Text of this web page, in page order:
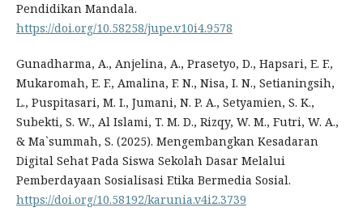
Pendidikan Mandala.
https://doi.org/10.58258/jupe.v10i4.9578
Gunadharma, A., Anjelina, A., Prasetyo, D., Hapsari, E. F.,
Mukaromah, E. F., Amalina, F. N., Nisa, I. N., Setianingsih,
L., Puspitasari, M. I., Jumani, N. P. A., Setyamien, S. K.,
Subekti, S. W., Al Islami, T. M. D., Rizqy, W. M., Futri, W. A.,
& Ma`summah, S. (2025). Mengembangkan Kesadaran
Digital Sehat Pada Siswa Sekolah Dasar Melalui
Pemberdayaan Sosialisasi Etika Bermedia Sosial.
https://doi.org/10.58192/karunia.v4i2.3739